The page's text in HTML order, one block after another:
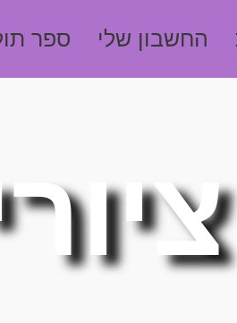
החשבון שלי ספר